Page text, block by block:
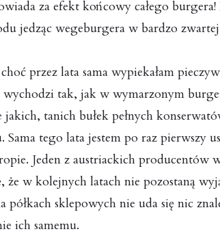
za efekt końcowy całego
jedząc wegeburgera w bardzo
przez lata sama wypiekałam
tak, jak w wymarzonym
tanich bułek pełnych
Sama tego lata jestem po raz pierwszy
Jeden z austriackich producentów
że w kolejnych latach nie pozostaną
półkach sklepowych nie uda się nic
ich samemu.